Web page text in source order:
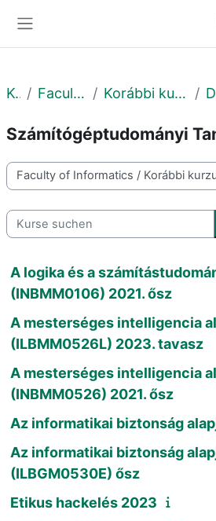
Kurse Faculty of Informatics Korábbi kurzusok - Previous courses
Számítógéptudományi
Kursbereiche
Kurse suchen
A logika és a
(INBMM0106) 2021. ősz
A mesterséges intelligencia
(ILBMM0526L) 2023. tavasz
A mesterséges intelligencia
(INBMM0526) 2021. ősz
Az informatikai biztonság
Az informatikai biztonság
(ILBGM0530E) ősz
Etikus hackelés 2023